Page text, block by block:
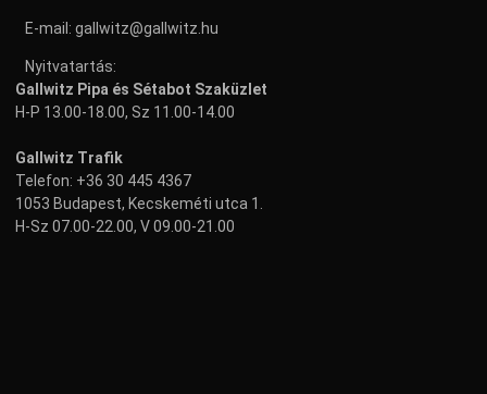
E-mail: gallwitz@gallwitz.hu
Nyitvatartás:
Gallwitz Pipa és Sétabot Szaküzlet
H-P 13.00-18.00, Sz 11.00-14.00
Gallwitz Trafik
Telefon: +36 30 445 4367
1053 Budapest, Kecskeméti utca 1.
H-Sz 07.00-22.00, V 09.00-21.00